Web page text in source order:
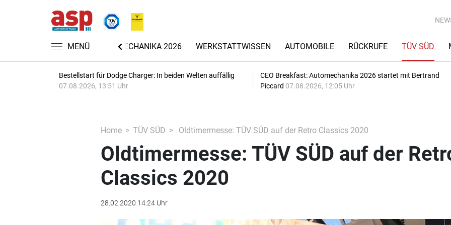
MENÜ
NACHRICHTEN AUTOMECHANIKA 2026 WERKSTATTWISSEN AUTOMOBILE RÜCKRUFE TÜV SÜD
Bestellstart für Dodge Charger: In beiden Welten auffällig
07.08.2026, 13:51 Uhr
CEO Breakfast: Automechanika 2026 startet mit Bertrand
Piccard 07.08.2026, 12:05 Uhr
Home TÜV SÜD Oldtimermesse: TÜV SÜD auf der Retro Classics 2020
Oldtimermesse: TÜV SÜD auf der
Classics 2020
28.02.2020 14:24 Uhr